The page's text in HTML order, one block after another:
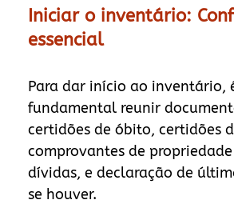
Iniciar o inventário:
essencial
Para dar início ao inventário,
fundamental reunir
certidões de óbito, certidões
comprovantes de propriedade
dívidas, e declaração de
se houver.